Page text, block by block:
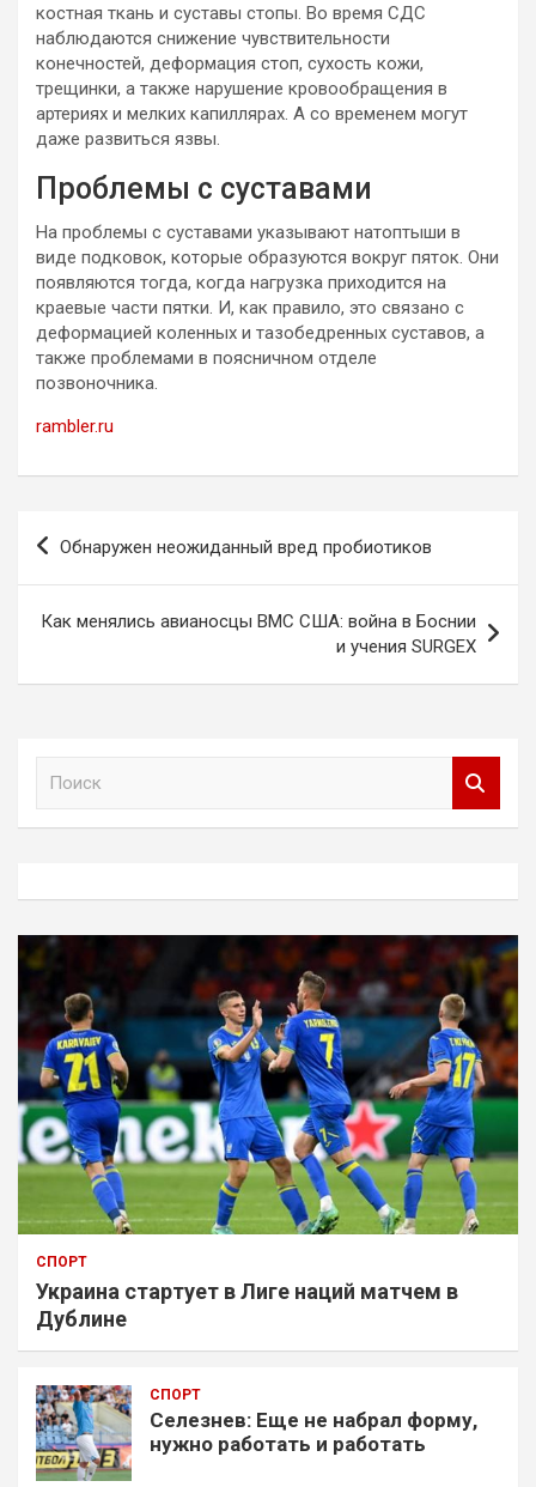
костная ткань и суставы стопы. Во время СДС
наблюдаются снижение чувствительности
конечностей, деформация стоп, сухость кожи,
трещинки, а также нарушение кровообращения в
артериях и мелких капиллярах. А со временем могут
даже развиться язвы.
Проблемы с суставами
На проблемы с суставами указывают натоптыши в
виде подковок, которые образуются вокруг пяток. Они
появляются тогда, когда нагрузка приходится на
краевые части пятки. И, как правило, это связано с
деформацией коленных и тазобедренных суставов, а
также проблемами в поясничном отделе
позвоночника.
rambler.ru
Навигация
Обнаружен неожиданный вред пробиотиков
Как менялись авианосцы ВМС США: война в Боснии
и учения SURGEX
СПОРТ
Украина стартует в Лиге наций матчем в
Дублине
СПОРТ
Селезнев: Еще не набрал форму,
нужно работать и работать